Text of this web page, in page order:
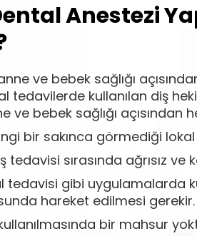
Anestezi
ve bebek sağlığı
tedavilerde kullanılan diş
ve bebek sağlığı
bir sakınca görmediği
tedavisi sırasında ağrısız
tedavisi gibi uygulamalarda
hareket edilmesi gerekir.
bir mahsur